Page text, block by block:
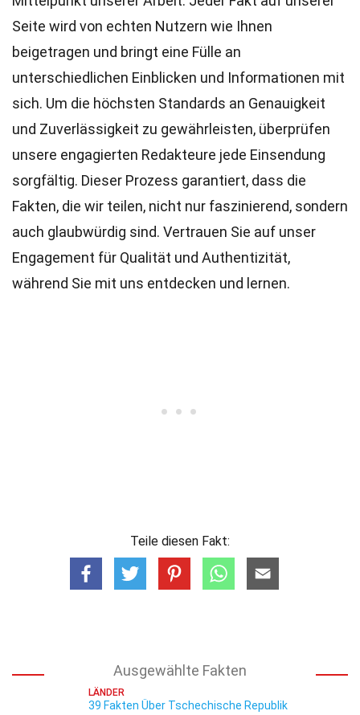
Seite wird von echten Nutzern wie Ihnen
beigetragen und bringt eine Fülle an
unterschiedlichen Einblicken und Informationen mit
sich. Um die höchsten Standards an Genauigkeit
und Zuverlässigkeit zu gewährleisten, überprüfen
unsere engagierten Redakteure jede Einsendung
sorgfältig. Dieser Prozess garantiert, dass die
Fakten, die wir teilen, nicht nur faszinierend, sondern
auch glaubwürdig sind. Vertrauen Sie auf unser
Engagement für Qualität und Authentizität,
während Sie mit uns entdecken und lernen.
Teile diesen Fakt:
Ausgewählte Fakten
LÄNDER
39 Fakten Über Tschechische Republik